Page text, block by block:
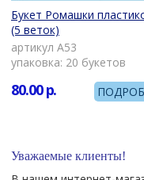
Букет Ромашки
(5 веток)
артикул А53
упаковка: 20 букетов
80.00р.
Уважаемые клиенты!